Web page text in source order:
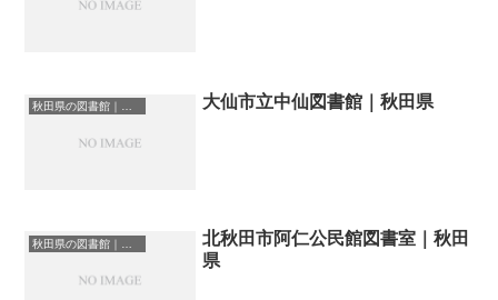
大仙市立中仙図書館｜秋田県
北秋田市阿仁公民館図書室｜秋田
県